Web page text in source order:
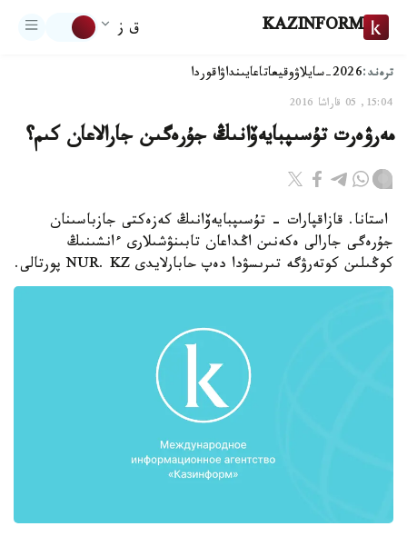
KAZINFORM ق ز
ترەند:2026-سايلاۋ وقيعاتاعايىنداۋاقوردا
15:04, 05 قاراشا 2016
مەرۋەرت تۇسىپبايەۆانىڭ جۇرەگىن جارالاعان كىم؟
استانا. قازاقپارات - تۇسىپبايەۆانىڭ كەزەكتى جازباسىنان
جۇرەگى جارالى ەكەنىن اڭداعان تابىنۋشىلارى ءانشىنىڭ
كوڭىلىن كوتەرۋگە تىرىسۋدا دەپ حابارلايدى NUR. KZ پورتالى.